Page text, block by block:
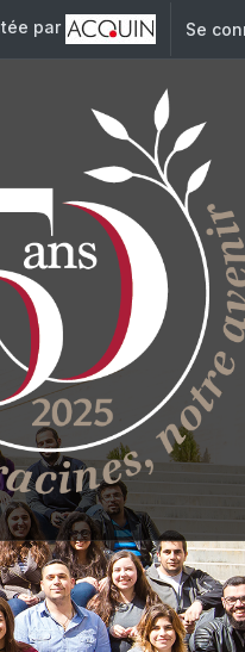
par Se